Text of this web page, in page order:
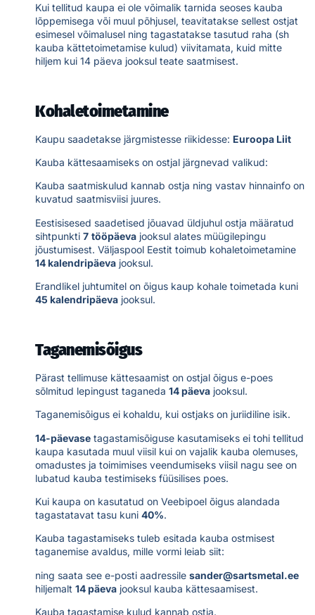
Kui tellitud kaupa ei ole võimalik tarnida seoses kauba
lõppemisega või muul põhjusel, teavitatakse sellest ostjat
esimesel võimalusel ning tagastatakse tasutud raha (sh
kauba kättetoimetamise kulud) viivitamata, kuid mitte
hiljem kui 14 päeva jooksul teate saatmisest.
Kohaletoimetamine
Kaupu saadetakse järgmistesse riikidesse: Euroopa Liit
Kauba kättesaamiseks on ostjal järgnevad valikud:
Kauba saatmiskulud kannab ostja ning vastav hinnainfo on
kuvatud saatmisviisi juures.
Eestisisesed saadetised jõuavad üldjuhul ostja määratud
sihtpunkti 7 tööpäeva jooksul alates müügilepingu
jõustumisest. Väljaspool Eestit toimub kohaletoimetamine
14 kalendripäeva jooksul.
Erandlikel juhtumitel on õigus kaup kohale toimetada kuni
45 kalendripäeva jooksul.
Taganemisõigus
Pärast tellimuse kättesaamist on ostjal õigus e-poes
sõlmitud lepingust taganeda 14 päeva jooksul.
Taganemisõigus ei kohaldu, kui ostjaks on juriidiline isik.
14-päevase tagastamisõiguse kasutamiseks ei tohi tellitud
kaupa kasutada muul viisil kui on vajalik kauba olemuses,
omadustes ja toimimises veendumiseks viisil nagu see on
lubatud kauba testimiseks füüsilises poes.
Kui kaupa on kasutatud on Veebipoel õigus alandada
tagastatavat tasu kuni 40%.
Kauba tagastamiseks tuleb esitada kauba ostmisest
taganemise avaldus, mille vormi leiab siit:
ning saata see e-posti aadressile sander@sartsmetal.ee
hiljemalt 14 päeva jooksul kauba kättesaamisest.
Kauba tagastamise kulud kannab ostja.